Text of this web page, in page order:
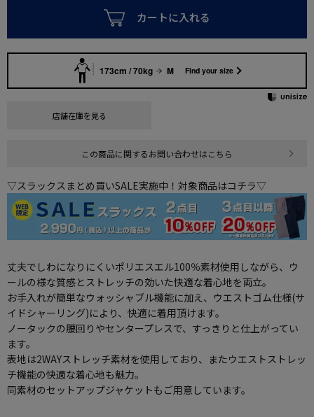
カートに入れる
173cm / 70kg M Find your size
店舗在庫を見る
この商品に関するお問い合わせはこちら
▽スラックスまとめ買いSALE実施中！対象商品はコチラ▽
丈夫でしわになりにくいポリエスエル100％素材使用しながら、ウ
ールの様な質感とストレッチの効いた快適な着心地を両立。
お手入れが簡単なウォッシャブル機能に加え、ウエストゴム仕様(サ
イドシャーリング)により、快適に着用頂けます。
ノータックの腰回りやセンタープレスで、すっきりと仕上がってい
ます。
表地は2WAYストレッチ素材を使用しており、またウエストストレッ
チ機能の快適な着心地も魅力。
同素材のセットアップジャケットもご用意しています。